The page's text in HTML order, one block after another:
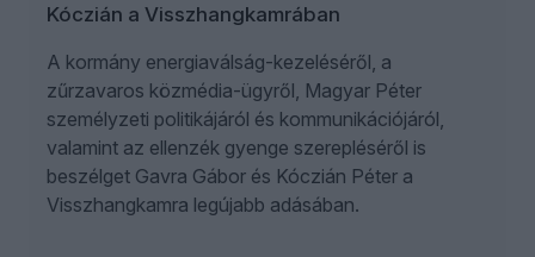
Kóczián a Visszhangkamrában
A kormány energiaválság-kezeléséről, a
zűrzavaros közmédia-ügyről, Magyar Péter
személyzeti politikájáról és kommunikációjáról,
valamint az ellenzék gyenge szerepléséről is
beszélget Gavra Gábor és Kóczián Péter a
Visszhangkamra legújabb adásában.